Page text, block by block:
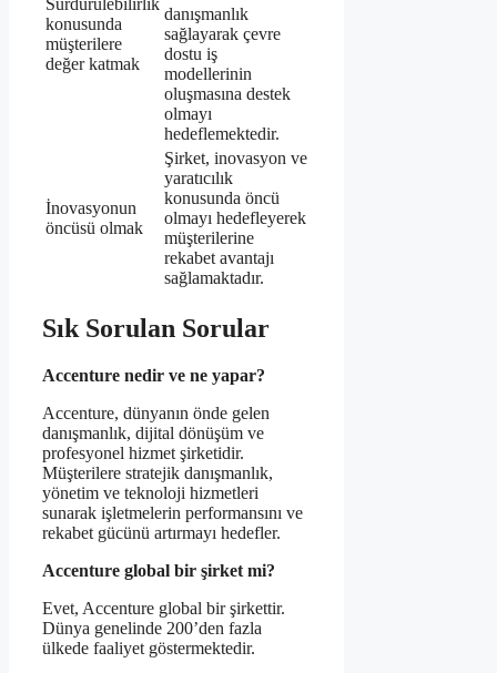
Sürdürülebilirlik
konusunda
müşterilere
değer katmak
danışmanlık
sağlayarak çevre
dostu iş
modellerinin
oluşmasına destek
olmayı
hedeflemektedir.
İnovasyonun
öncüsü olmak
Şirket, inovasyon ve
yaratıcılık
konusunda öncü
olmayı hedefleyerek
müşterilerine
rekabet avantajı
sağlamaktadır.
Sık Sorulan Sorular
Accenture nedir ve ne yapar?
Accenture, dünyanın önde gelen
danışmanlık, dijital dönüşüm ve
profesyonel hizmet şirketidir.
Müşterilere stratejik danışmanlık,
yönetim ve teknoloji hizmetleri
sunarak işletmelerin performansını ve
rekabet gücünü artırmayı hedefler.
Accenture global bir şirket mi?
Evet, Accenture global bir şirkettir.
Dünya genelinde 200’den fazla
ülkede faaliyet göstermektedir.